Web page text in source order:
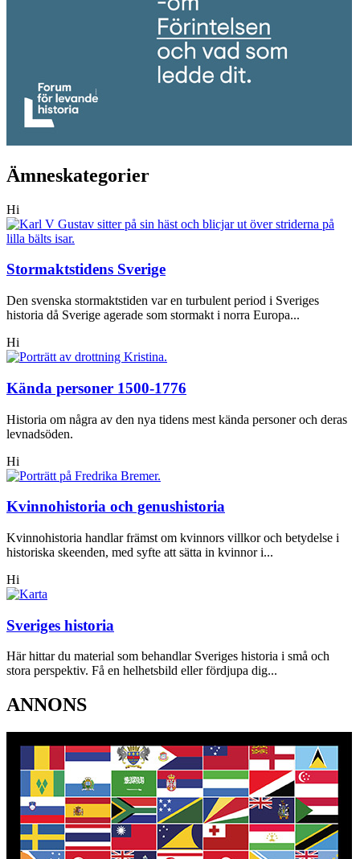
Ämneskategorier
Hi
Stormaktstidens Sverige
Den svenska stormaktstiden var en turbulent period i Sveriges
historia då Sverige agerade som stormakt i norra Europa...
Hi
Kända personer 1500-1776
Historia om några av den nya tidens mest kända personer och deras
levnadsöden.
Hi
Kvinnohistoria och genushistoria
Kvinnohistoria handlar främst om kvinnors villkor och betydelse i
historiska skeenden, med syfte att sätta in kvinnor i...
Hi
Sveriges historia
Här hittar du material som behandlar Sveriges historia i små och
stora perspektiv. Få en helhetsbild eller fördjupa dig...
ANNONS